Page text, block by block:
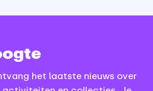
het laatste nieuws over